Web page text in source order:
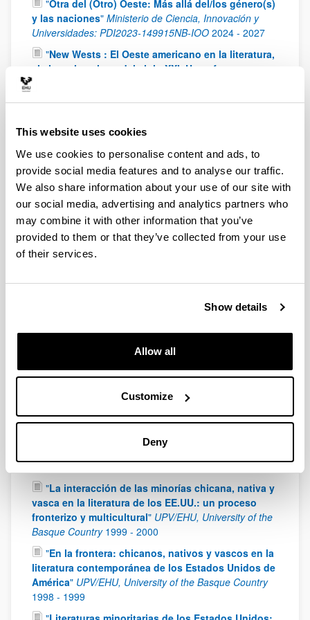
This website uses cookies
We use cookies to personalise content and ads, to
provide social media features and to analyse our traffic.
We also share information about your use of our site with
our social media, advertising and analytics partners who
may combine it with other information that you’ve
provided to them or that they’ve collected from your use
of their services.
Show details
Allow all
Customize
Deny
"Otra del (Otro) Oeste: Más allá del/los género(s)
y las naciones" Ministerio de Ciencia, Innovación y
Universidades: PDI2023-149915NB-IOO 2024 - 2027
"New Wests : El Oeste americano en la literatura,
el cine y la cultura del siglo XXI. Un enfoque
transnacional y transdisciplinar
"The New American West: Literature, Cinema and
Artistic Transfers in a Transborder and Multicultural
Fundamental Non-Specific Research Project
(Ministry of Economy and Competitiveness):FFI2014-
52738-P. 2015-2017
La literatura del oeste de los de los EE.UU. en el
siglo XXI: ¿un territorio sin fronteras?"Fundamental
Non-Specific Research Project (Ministry of Economy
and Competitiveness): FFI2011-23598.
Non-guided fundamental research project (Ministry
2011
Espacio, identidad y mito en la narrativa
contemporánea del Oeste norteamericano"
"La representación del Oeste en la narrativa
contemporánea de los Estados Unidos (1980-2000)
UPV/EHU, University of the Basque Country
2003
"La interacción de las minorías chicana, nativa y
vasca en la literatura de los EE.UU.: un proceso
fronterizo y multicultural" UPV/EHU, University of the
Basque Country 1999 - 2000
"En la frontera: chicanos, nativos y vascos en la
literatura contemporánea de los Estados Unidos de
América" UPV/EHU, University of the Basque Country
1998 - 1999